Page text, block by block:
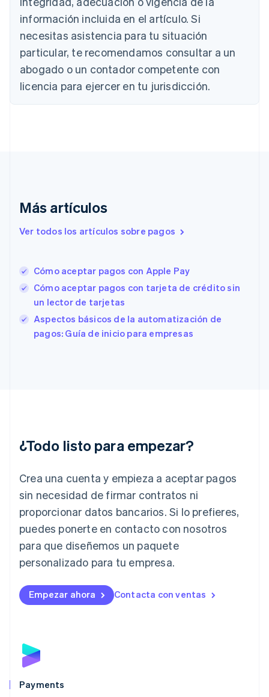
información incluida en el artículo. Si
necesitas asistencia para tu situación
particular, te recomendamos consultar a un
abogado o un contador competente con
licencia para ejercer en tu jurisdicción.
Más artículos
Ver todos los artículos sobre pagos
Cómo aceptar pagos con Apple Pay
Cómo aceptar pagos con tarjeta de crédito sin
un lector de tarjetas
Aspectos básicos de la automatización de
pagos: Guía de inicio para empresas
¿Todo listo para empezar?
Crea una cuenta y empieza a aceptar pagos
sin necesidad de firmar contratos ni
proporcionar datos bancarios. Si lo prefieres,
puedes ponerte en contacto con nosotros
para que diseñemos un paquete
personalizado para tu empresa.
Empezar ahora Contacta con ventas
Payments
Bulgaria
English
Canadá
English Français
China continental
简体中文 English
Chipre
Croacia
Eslovenia
España
English Español简体中文
English
Finlandia
EnglishSvenska
Francia
Français
Irlanda
Italia
English
Japón
日本語English
Letonia
Liechtenstein
DeutschEnglish
English
Luxemburgo
Malta
English
EspañolEnglish